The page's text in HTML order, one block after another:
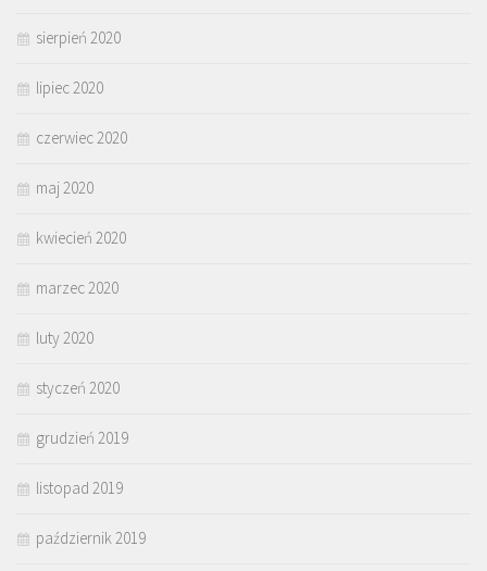
sierpień 2020
lipiec 2020
czerwiec 2020
maj 2020
kwiecień 2020
marzec 2020
luty 2020
styczeń 2020
grudzień 2019
listopad 2019
październik 2019